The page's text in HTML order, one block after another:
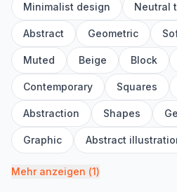
Minimalist design Neutral
Abstract Geometric
Muted Beige Block
Contemporary Squares
Abstraction Shapes
Graphic Abstract
Mehr anzeigen (1)